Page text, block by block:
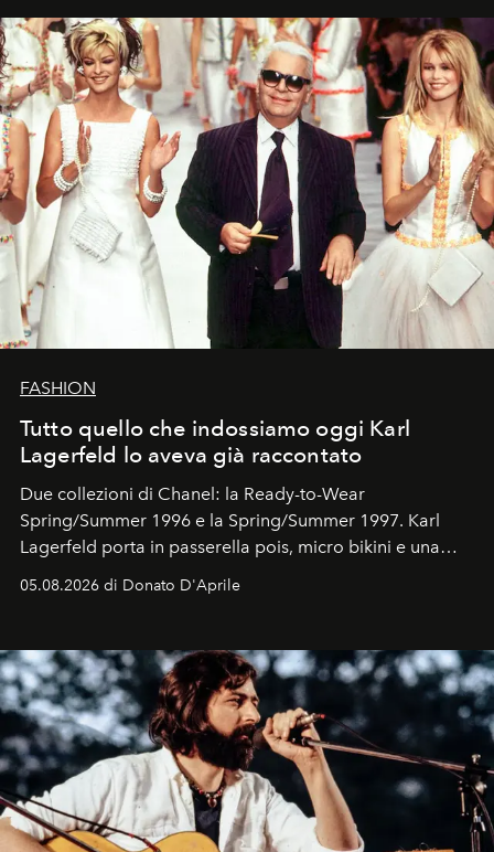
FASHION
Tutto quello che indossiamo oggi Karl
Lagerfeld lo aveva già raccontato
Due collezioni di Chanel: la Ready-to-Wear
Spring/Summer 1996 e la Spring/Summer 1997. Karl
Lagerfeld porta in passerella pois, micro bikini e una
logomania pensata per la spiaggia
Kate, Claudia e Carla una dietro l'altra. Trent'anni dopo,
uno dei documenti più contemporanei che abbiamo.
05.08.2026 di Donato D'Aprile